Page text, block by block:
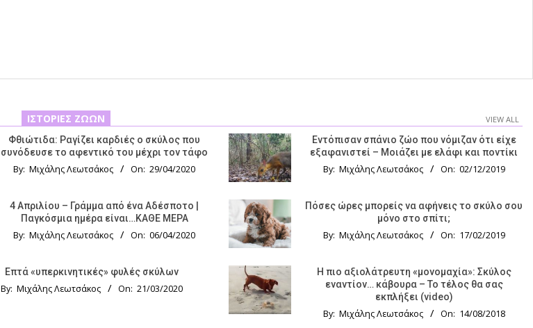
ΙΣΤΟΡΊΕΣ ΖΏΩΝ VIEW ALL
Φθιώτιδα: Ραγίζει καρδιές ο σκύλος που
συνόδευσε το αφεντικό του μέχρι τον τάφο
By: Μιχάλης Λεωτσάκος On: 29/04/2020
4 Απριλίου – Γράμμα από ένα Αδέσποτο |
Παγκόσμια ημέρα είναι…ΚΑΘΕ ΜΕΡΑ
By: Μιχάλης Λεωτσάκος On: 06/04/2020
Επτά «υπερκινητικές» φυλές σκύλων
By: Μιχάλης Λεωτσάκος On: 21/03/2020
Εντόπισαν σπάνιο ζώο που νόμιζαν ότι είχε
εξαφανιστεί – Μοιάζει με ελάφι και ποντίκι
By: Μιχάλης Λεωτσάκος On: 02/12/2019
Πόσες ώρες μπορείς να αφήνεις το σκύλο σου
μόνο στο σπίτι;
By: Μιχάλης Λεωτσάκος On: 17/02/2019
Η πιο αξιολάτρευτη «μονομαχία»: Σκύλος
εναντίον… κάβουρα – Το τέλος θα σας
εκπλήξει (video)
By: Μιχάλης Λεωτσάκος On: 14/08/2018